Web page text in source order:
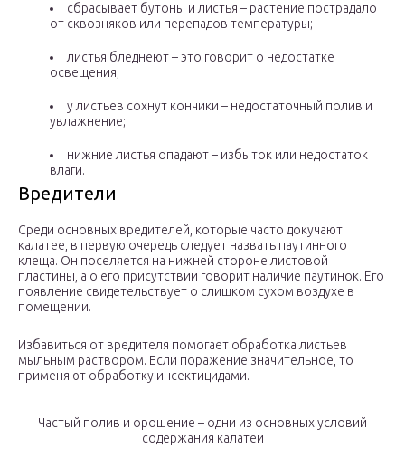
сбрасывает бутоны и листья – растение пострадало
от сквозняков или перепадов температуры;
листья бледнеют – это говорит о недостатке
освещения;
у листьев сохнут кончики – недостаточный полив и
увлажнение;
нижние листья опадают – избыток или недостаток
влаги.
Вредители
Среди основных вредителей, которые часто докучают
калатее, в первую очередь следует назвать паутинного
клеща. Он поселяется на нижней стороне листовой
пластины, а о его присутствии говорит наличие паутинок. Его
появление свидетельствует о слишком сухом воздухе в
помещении.
Избавиться от вредителя помогает обработка листьев
мыльным раствором. Если поражение значительное, то
применяют обработку инсектицидами.
Частый полив и орошение – одни из основных условий
содержания калатеи